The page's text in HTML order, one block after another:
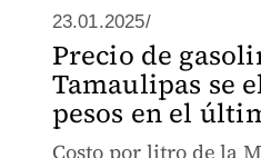
23.01.2025/
Precio de
Tamaulipas se
pesos en el
Costo por litro de la